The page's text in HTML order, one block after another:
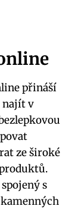
přináší
najít v
ze široké
s